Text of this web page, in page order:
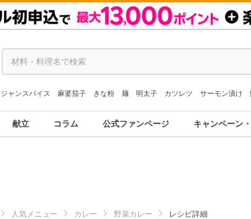
ャンスパイス 麻婆茄子 きな粉 麺 明太子 カツレツ サーモン漬け
献立 コラム 公式ファンページ キャンペーン
人気メニュー カレー 野菜カレー レシピ詳細